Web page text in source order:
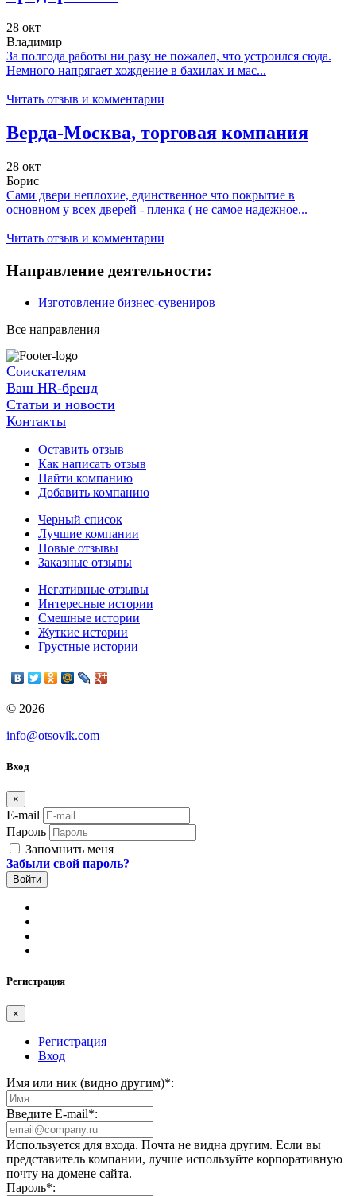
28 окт
Владимир
За полгода работы ни разу не пожалел, что устроился сюда.
Немного напрягает хождение в бахилах и мас...
Читать отзыв и комментарии
Верда-Москва, торговая компания
28 окт
Борис
Сами двери неплохие, единственное что покрытие в
основном у всех дверей - пленка ( не самое надежное...
Читать отзыв и комментарии
Направление деятельности:
Изготовление бизнес-сувениров
Все направления
Соискателям
Ваш HR-бренд
Статьи и новости
Контакты
Оставить отзыв
Как написать отзыв
Найти компанию
Добавить компанию
Черный список
Лучшие компании
Новые отзывы
Заказные отзывы
Негативные отзывы
Интересные истории
Смешные истории
Жуткие истории
Грустные истории
© 2026
info@otsovik.com
Вход
×
E-mail
Пароль
Запомнить меня
Забыли свой пароль?
Регистрация
×
Регистрация
Вход
Имя или ник (видно другим)*:
Введите E-mail*:
Используется для входа. Почта не видна другим. Если вы
представитель компании, лучше используйте корпоративную
почту на домене сайта.
Пароль*: